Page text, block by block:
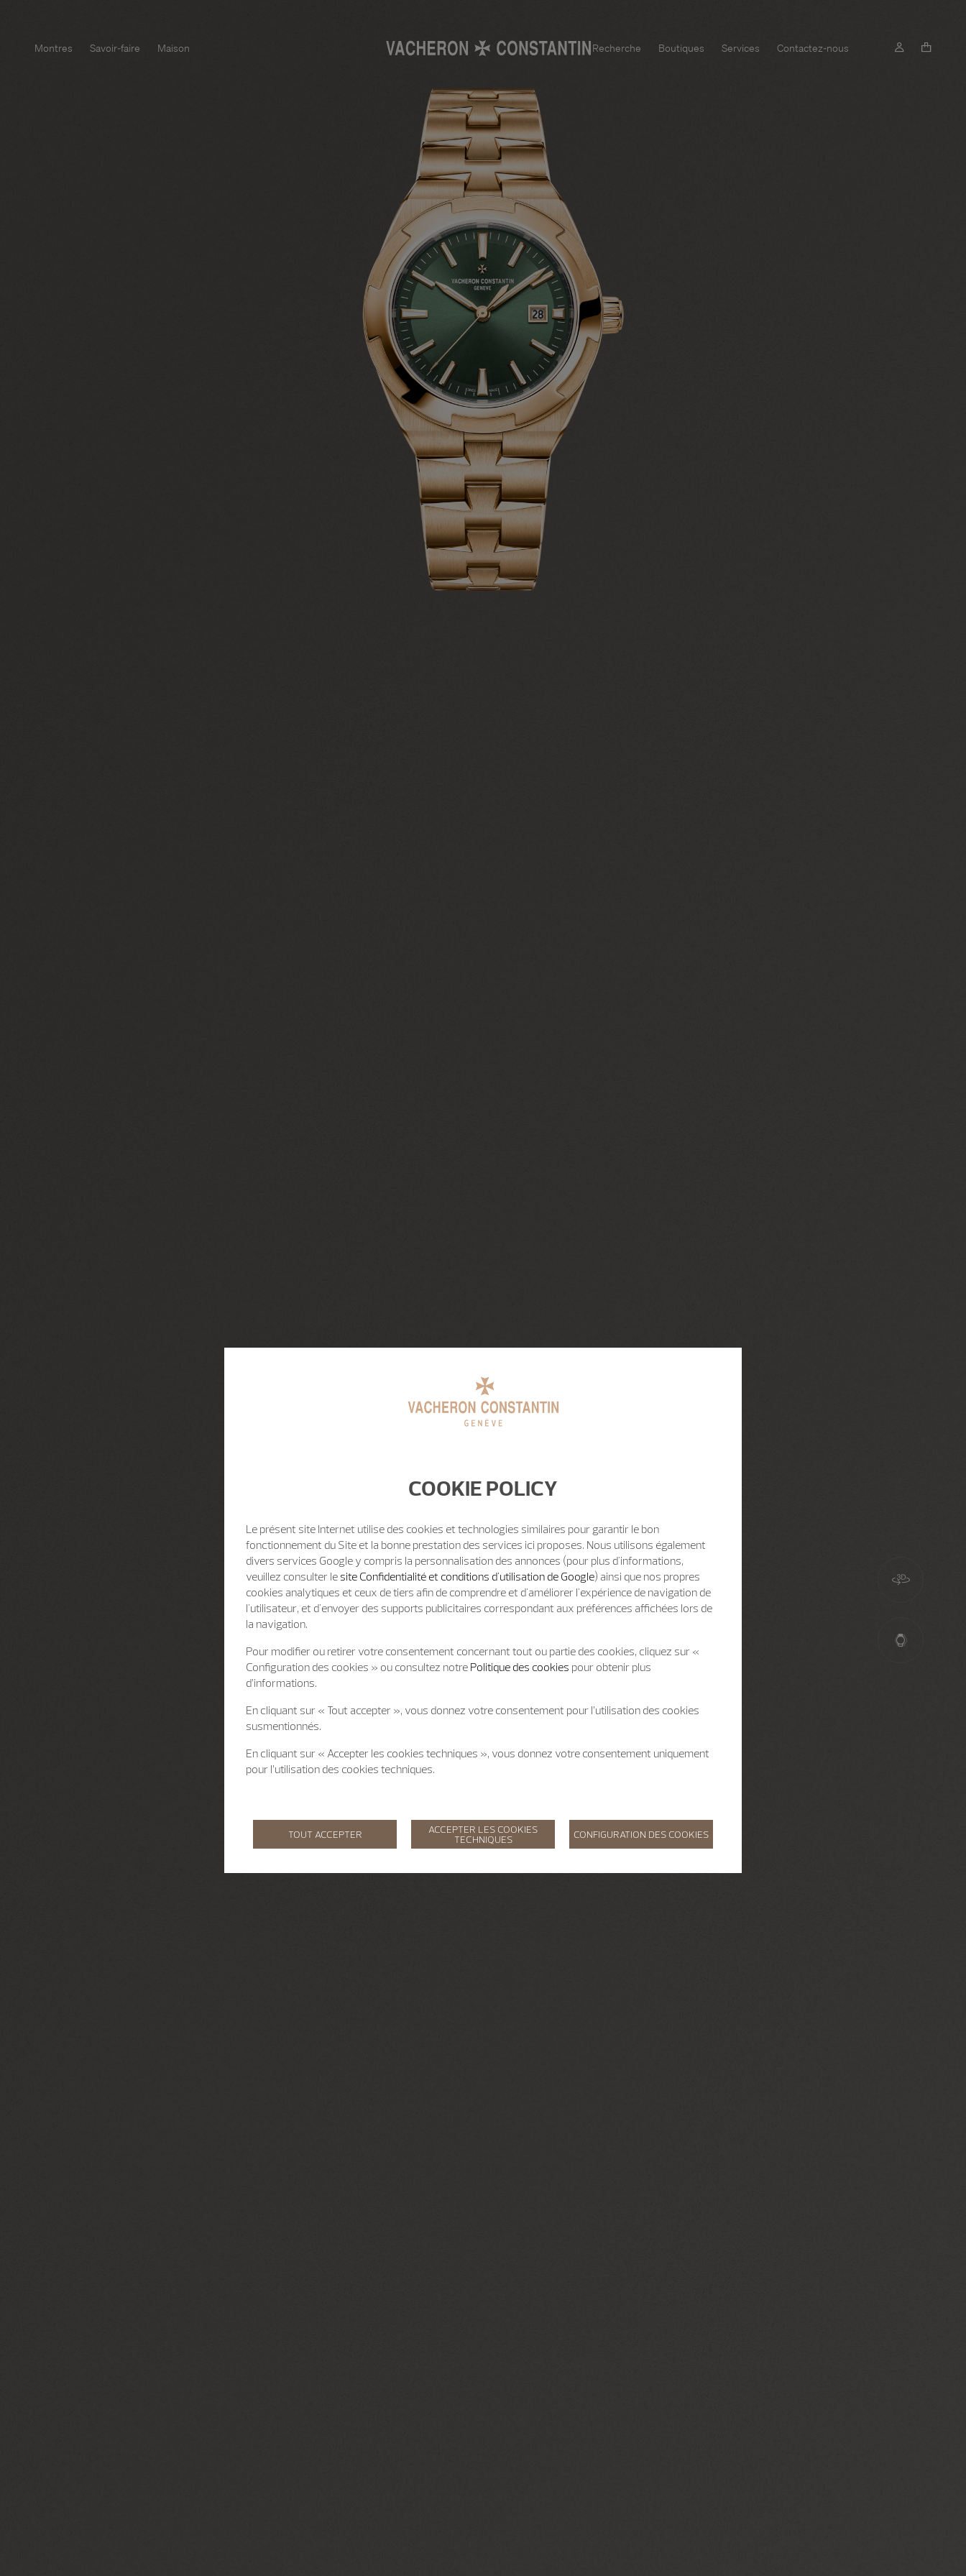
Montres Savoir-faire Maison Recherche Boutiques Services Contactez-nous
COOKIE POLICY
Le présent site Internet utilise des cookies et technologies similaires pour garantir le bon
fonctionnement du Site et la bonne prestation des services ici proposes. Nous utilisons également
divers services Google y compris la personnalisation des annonces (pour plus d'informations,
veuillez consulter le site Confidentialité et conditions d'utilisation de Google) ainsi que nos propres
cookies analytiques et ceux de tiers afin de comprendre et d'améliorer l'expérience de navigation de
l'utilisateur, et d'envoyer des supports publicitaires correspondant aux préférences affichées lors de
la navigation.
Pour modifier ou retirer votre consentement concernant tout ou partie des cookies, cliquez sur «
Configuration des cookies » ou consultez notre Politique des cookies pour obtenir plus
d’informations.
En cliquant sur « Tout accepter », vous donnez votre consentement pour l’utilisation des cookies
susmentionnés.
En cliquant sur « Accepter les cookies techniques », vous donnez votre consentement uniquement
pour l’utilisation des cookies techniques.
TOUT ACCEPTER ACCEPTER LES COOKIES
TECHNIQUES CONFIGURATION DES COOKIES